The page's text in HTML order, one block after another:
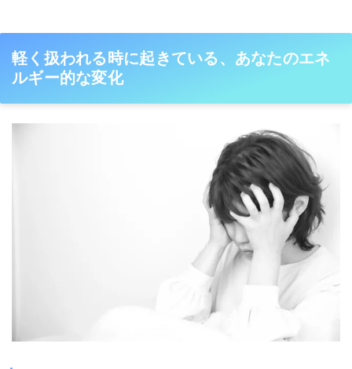
軽く扱われる時に起きている、あなたのエネ
ルギー的な変化